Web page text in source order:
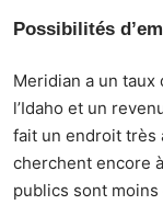
Possibilités
Meridian a un
l’Idaho et un
fait un endroit très
cherchent encore
publics sont